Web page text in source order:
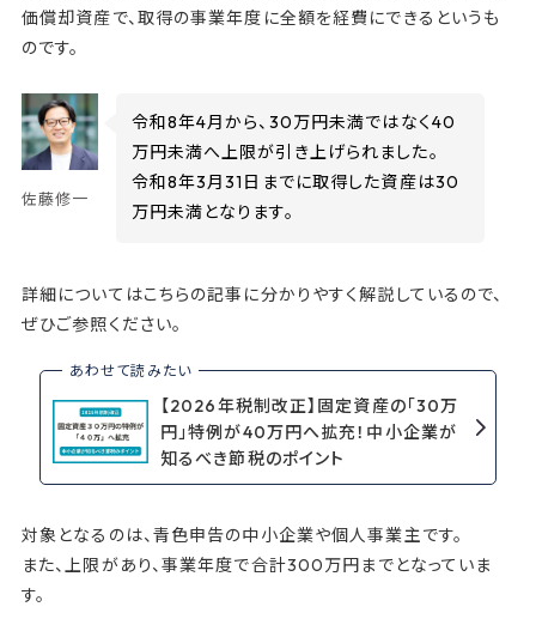
価償却資産で、取得の事業年度に全額を経費にできるというも
のです。
佐藤修一
令和8年4月から、30万円未満ではなく40
万円未満へ上限が引き上げられました。
令和8年3月31日までに取得した資産は30
万円未満となります。
詳細についてはこちらの記事に分かりやすく解説しているので、
ぜひご参照ください。
【2026年税制改正】固定資産の「30万
円」特例が40万円へ拡充！中小企業が
知るべき節税のポイント
対象となるのは、青色申告の中小企業や個人事業主です。
また、上限があり、事業年度で合計300万円までとなっていま
す。